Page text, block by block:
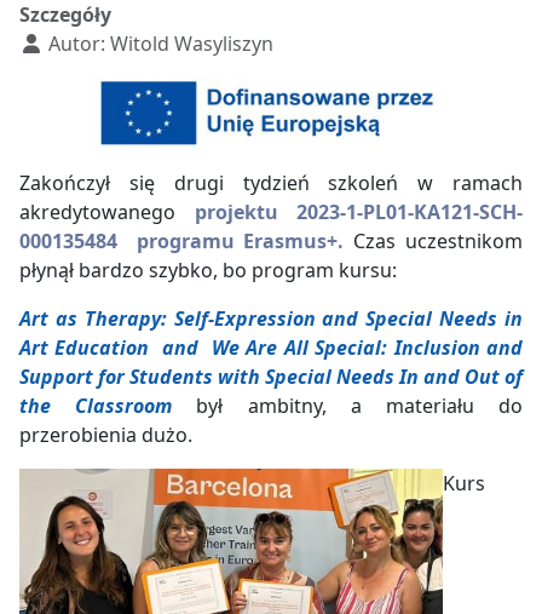
Szczegóły
Autor: Witold Wasyliszyn
Zakończył się drugi tydzień szkoleń w ramach
akredytowanego projektu
2023-1-PL01-KA121-SCH-
000135484 programu Erasmus+. Czas uczestnikom
płynął bardzo szybko, bo program kursu:
Art as Therapy: Self-Expression and Special Needs in
Art Education and We Are All Special: Inclusion and
Support for Students with Special Needs In and Out of
the Classroom
był ambitny, a materiału do
przerobienia dużo.
Kurs